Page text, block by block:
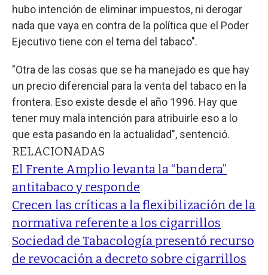
hubo intención de eliminar impuestos, ni derogar
nada que vaya en contra de la política que el Poder
Ejecutivo tiene con el tema del tabaco".
"Otra de las cosas que se ha manejado es que hay
un precio diferencial para la venta del tabaco en la
frontera. Eso existe desde el año 1996. Hay que
tener muy mala intención para atribuirle eso a lo
que esta pasando en la actualidad", sentenció.
RELACIONADAS
El Frente Amplio levanta la “bandera”
antitabaco y responde
Crecen las críticas a la flexibilización de la
normativa referente a los cigarrillos
Sociedad de Tabacología presentó recurso
de revocación a decreto sobre cigarrillos